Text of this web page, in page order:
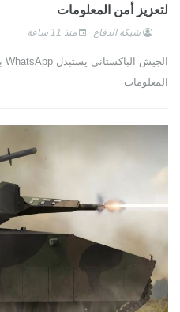
لتعزيز أمن المعلومات
شبكة الدفاع منذ 11 ساعة
المعلومات